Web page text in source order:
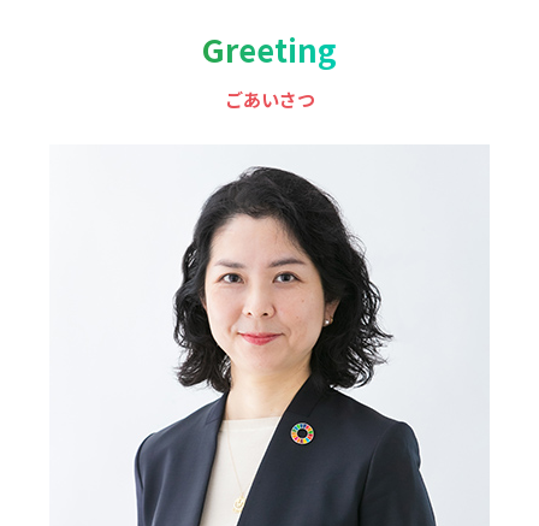
Greeting
ごあいさつ